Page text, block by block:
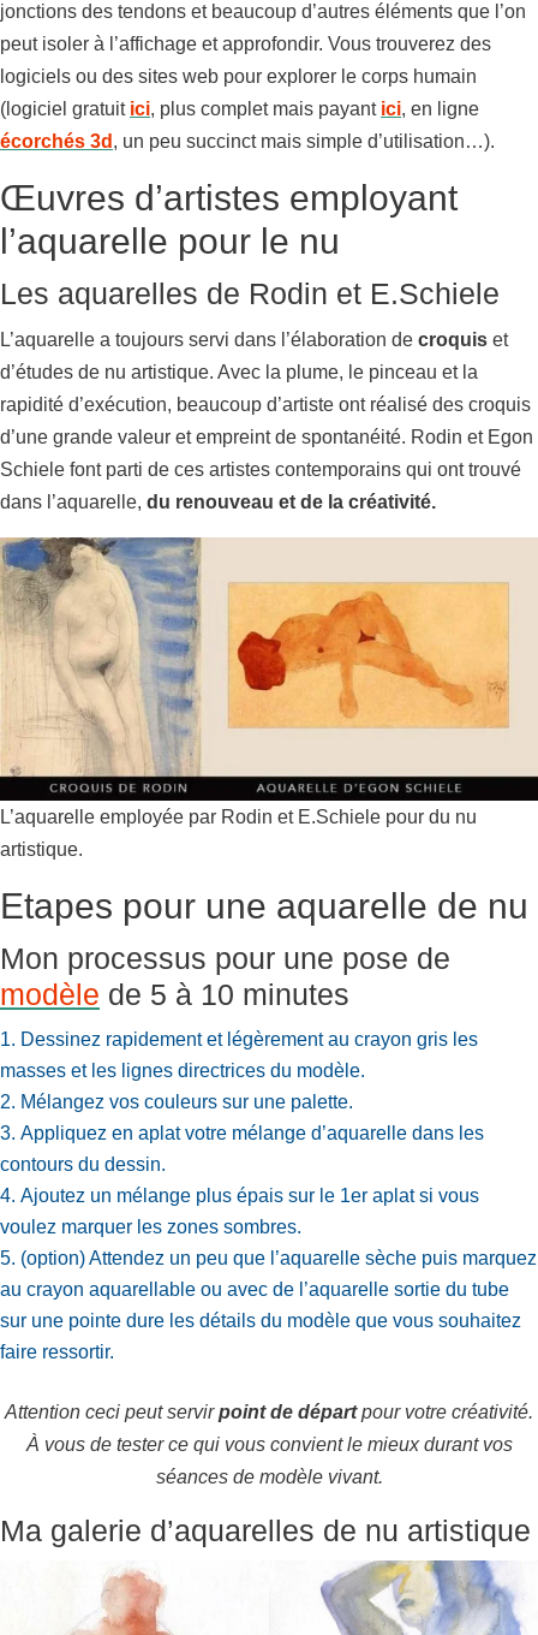
jonctions des tendons et beaucoup d’autres éléments que l’on
peut isoler à l’affichage et approfondir. Vous trouverez des
logiciels ou des sites web pour explorer le corps humain
(logiciel gratuit ici, plus complet mais payant ici, en ligne
écorchés 3d , un peu succinct mais simple d’utilisation…).
Œuvres d’artistes employant
l’aquarelle pour le nu
Les aquarelles de Rodin et E.Schiele
L’aquarelle a toujours servi dans l’élaboration de croquis et
d’études de nu artistique. Avec la plume, le pinceau et la
rapidité d’exécution, beaucoup d’artiste ont réalisé des croquis
d’une grande valeur et empreint de spontanéité. Rodin et Egon
Schiele font parti de ces artistes contemporains qui ont trouvé
dans l’aquarelle, du renouveau et de la créativité.
L’aquarelle employée par Rodin et E.Schiele pour du nu
artistique.
Etapes pour une aquarelle de nu
Mon processus pour une pose de
modèle de 5 à 10 minutes
Dessinez rapidement et légèrement au crayon gris les
masses et les lignes directrices du modèle.
Mélangez vos couleurs sur une palette.
Appliquez en aplat votre mélange d’aquarelle dans les
contours du dessin.
Ajoutez un mélange plus épais sur le 1er aplat si vous
voulez marquer les zones sombres.
(option) Attendez un peu que l’aquarelle sèche puis marquez
au crayon aquarellable ou avec de l’aquarelle sortie du tube
sur une pointe dure les détails du modèle que vous souhaitez
faire ressortir.
Attention ceci peut servirpoint de départpour votre créativité.
À vous de tester ce qui vous convient le mieux durant vos
séances de modèle vivant.
Ma galerie d’aquarelles de nu artistique